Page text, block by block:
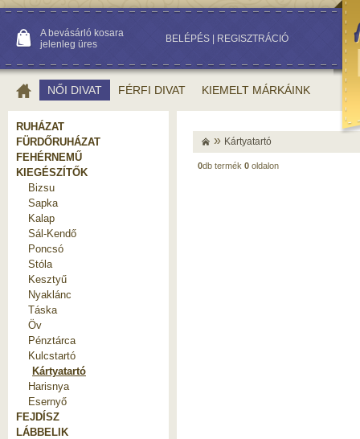
A bevásárló kosara
jelenleg üres
BELÉPÉS REGISZTRÁCIÓ
NŐI DIVAT FÉRFI DIVAT KIEMELT MÁRKÁINK
» Kártyatartó
0db termék 0 oldalon
RUHÁZAT
FÜRDŐRUHÁZAT
FEHÉRNEMŰ
KIEGÉSZÍTŐK
Bizsu
Sapka
Kalap
Sál-Kendő
Poncsó
Stóla
Kesztyű
Nyaklánc
Táska
Öv
Pénztárca
Kulcstartó
Kártyatartó
Harisnya
Esernyő
FEJDÍSZ
LÁBBELIK